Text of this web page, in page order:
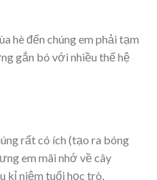
hè đến chúng em phải tạm
gắn bó với nhiều thế hệ
rất có ích (tạo ra bóng
em mãi nhớ về cây
kỉ niệm tuổi học trò.